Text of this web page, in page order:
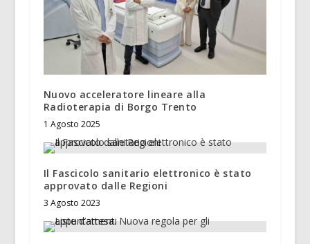
Nuovo acceleratore lineare alla
Radioterapia di Borgo Trento
1 Agosto 2025
Il Fascicolo sanitario elettronico è stato
approvato dalle Regioni
3 Agosto 2023